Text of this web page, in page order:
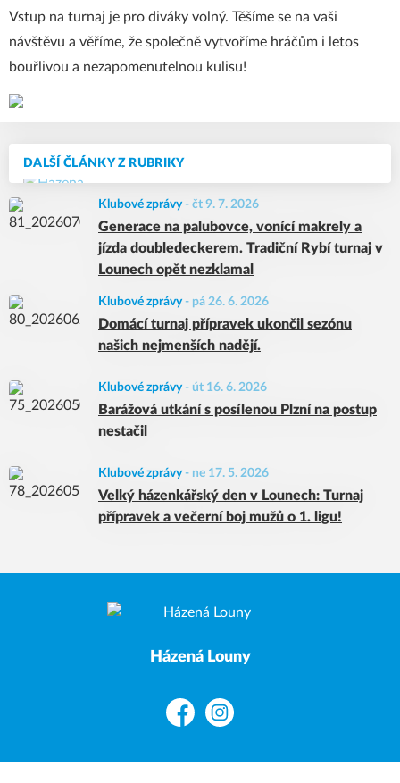
DALŠÍ ČLÁNKY Z RUBRIKY
Klubové zprávy- čt 9. 7. 2026
Generace na palubovce, vonící makrely a
jízda doubledeckerem. Tradiční Rybí turnaj v
Lounech opět nezklamal
Klubové zprávy- pá 26. 6. 2026
Domácí turnaj přípravek ukončil sezónu
našich nejmenších nadějí.
Klubové zprávy- út 16. 6. 2026
Barážová utkání s posílenou Plzní na postup
nestačil
Klubové zprávy- ne 17. 5. 2026
Velký házenkářský den v Lounech: Turnaj
přípravek a večerní boj mužů o 1. ligu!
Vstup na turnaj je pro diváky volný. Těšíme se na vaši
návštěvu a věříme, že společně vytvoříme hráčům i letos
bouřlivou a nezapomenutelnou kulisu!
Házená Louny
FacebookInstagram